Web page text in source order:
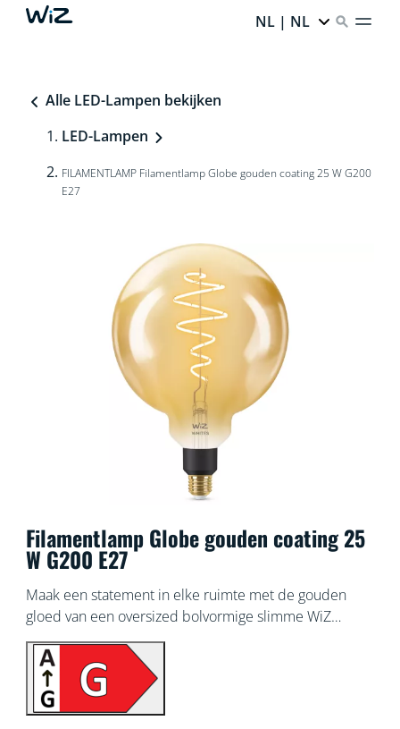
NL | NL
Alle LED-Lampen bekijken
LED-Lampen
FILAMENTLAMP Filamentlamp Globe gouden coating 25 W G200
E27
Filamentlamp Globe gouden coating 25
W G200 E27
Maak een statement in elke ruimte met de gouden
gloed van een oversized bolvormige slimme WiZ
Filament lamp, die warmwit of koelwit licht geeft.
Gebruik de WiZ app of je stem om de verlichting te
dimmen of feller te zetten, of gebruik
voorgeprogrammeerde lichtinstellingen op Wi-Fi-